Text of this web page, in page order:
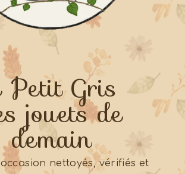
Petit Gris
jouets de
demain
nettoyés, vérifiés et